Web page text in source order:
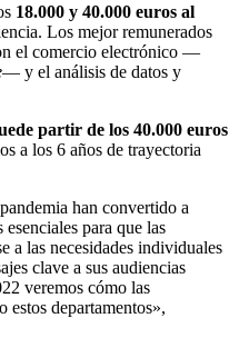
18.000 y 40.000 euros al
Los mejor remunerados
el comercio electrónico —
— y el análisis de datos y
partir de los 40.000 euros
a los 6 años de trayectoria
han convertido a
para que las
a las necesidades individuales
clave a sus audiencias
veremos cómo las
estos departamentos»,